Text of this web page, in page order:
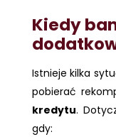
Kiedy
Istnieje kilka
pobierać
kredytu.
gdy: